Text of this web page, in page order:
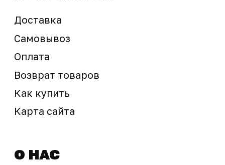
Предложение не является публичной офертой
Окончательная стоимость с учетом бонусов и
подтверждается продавцом перед оплатой
Политика обработки персональных данных